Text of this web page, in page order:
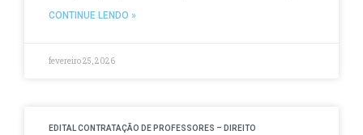
CONTINUE LENDO »
fevereiro 25, 2026
EDITAL CONTRATAÇÃO DE PROFESSORES – DIREITO